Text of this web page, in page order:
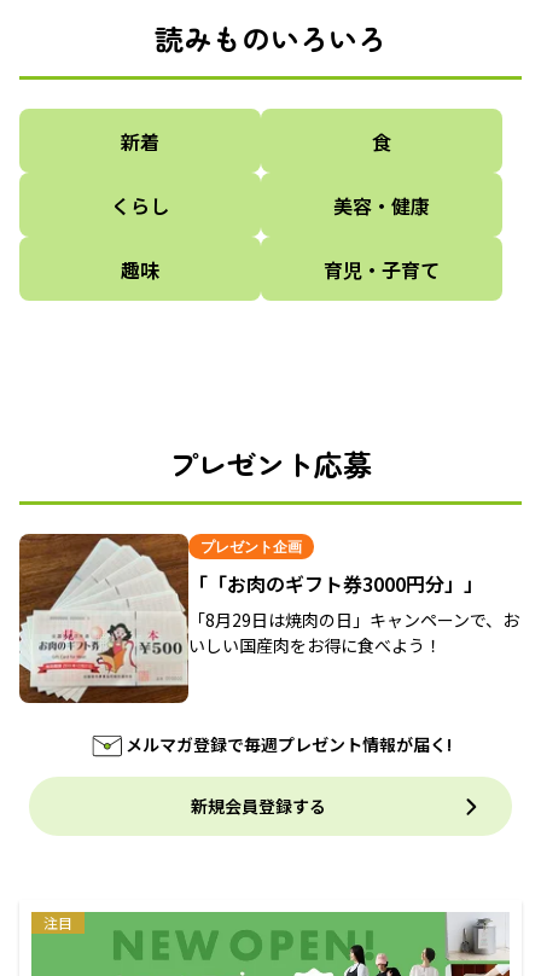
読みものいろいろ
新着 食
くらし 美容・健康
趣味 育児・子育て
プレゼント応募
プレゼント企画
「「お肉のギフト券3000円分」」
「8月29日は焼肉の日」キャンペーンで、お
いしい国産肉をお得に食べよう！
メルマガ登録で毎週プレゼント情報が届く!
新規会員登録する
注目